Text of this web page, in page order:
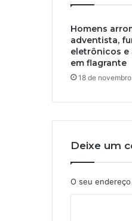
Homens
adventista,
eletrônicos e
em flagrante
18 de
Deixe um
O seu